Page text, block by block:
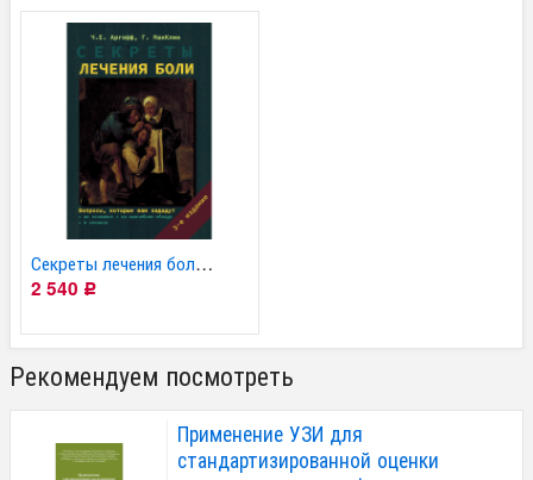
Секреты лечения боли -...
2 540 Р
Рекомендуем посмотреть
Применение УЗИ для
стандартизированной оценки